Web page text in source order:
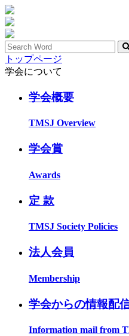
トップページ
学会について
学会概要
TMSJ Overview
学会賞
Awards
定 款
TMSJ Society Policies
法人会員
Membership
学会からの情報配
Information mail from